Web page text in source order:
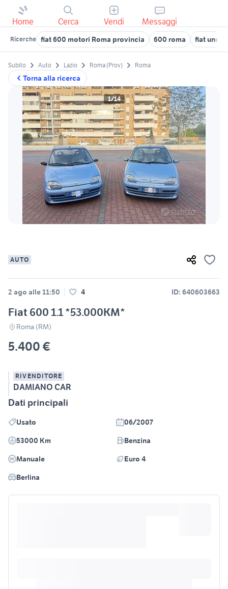
Home Cerca Vendi Messaggi
Ricerche fiat 600 motori Roma provincia 600 roma fiat uno
Torna alla ricerca
Subito Auto Lazio Roma (Prov) Roma
1/14
AUTO
2 ago alle 11:50 4 ID: 640603663
Fiat 600 1.1 *53.000KM*
Roma (RM)
5.400 €
RIVENDITORE
DAMIANO CAR
Dati principali
Usato
06/2007
53000 Km
Benzina
Manuale
Euro 4
Berlina